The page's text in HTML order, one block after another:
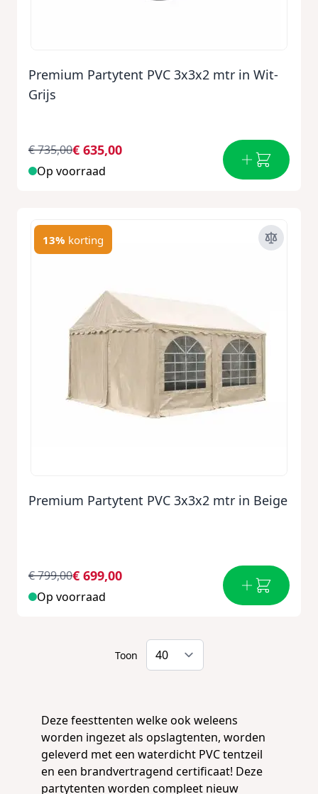
Premium Partytent PVC 3x3x2 mtr in Wit-
Grijs
€ 635,00
€ 735,00
Op voorraad
13% korting
Premium Partytent PVC 3x3x2 mtr in Beige
€ 699,00
€ 799,00
Op voorraad
Toon
Deze feesttenten welke ook weleens
worden ingezet als opslagtenten, worden
geleverd met een waterdicht PVC tentzeil
en een brandvertragend certificaat! Deze
partytenten worden compleet nieuw